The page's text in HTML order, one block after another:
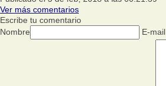
Ver más comentarios
Escribe tu comentario
Nombre
E-mail